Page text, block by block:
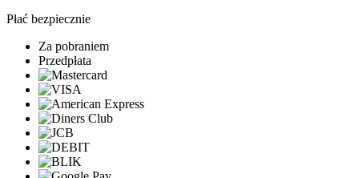
Płać bezpiecznie
Za pobraniem
Przedpłata